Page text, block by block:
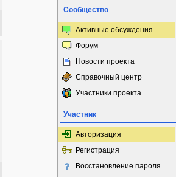
Сообщество
Активные обсуждения
Форум
Новости проекта
Справочный центр
Участники проекта
Участник
Авторизация
Регистрация
Восстановление пароля